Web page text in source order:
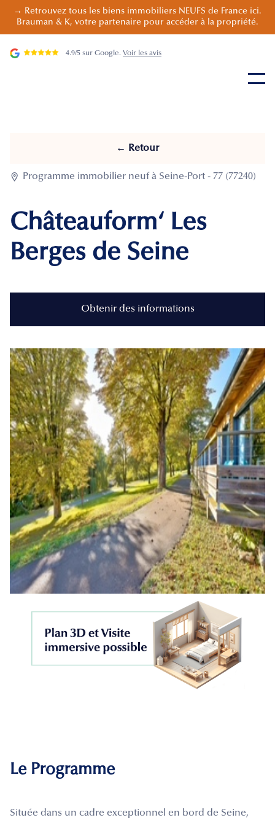
→ Retrouvez tous les biens immobiliers NEUFS de France ici.
Brauman & K, votre partenaire pour accéder à la propriété.
4.9/5 sur Google. Voir les avis
← Retour
 Programme immobilier neuf à Seine-Port - 77 (77240)
Châteauform‘ Les
Berges de Seine
Obtenir des informations
Le Programme
Située dans un cadre exceptionnel en bord de Seine,